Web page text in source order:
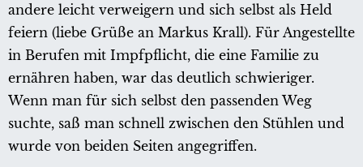
andere leicht verweigern und sich selbst als Held
feiern (liebe Grüße an Markus Krall). Für Angestellte
in Berufen mit Impfpflicht, die eine Familie zu
ernähren haben, war das deutlich schwieriger.
Wenn man für sich selbst den passenden Weg
suchte, saß man schnell zwischen den Stühlen und
wurde von beiden Seiten angegriffen.